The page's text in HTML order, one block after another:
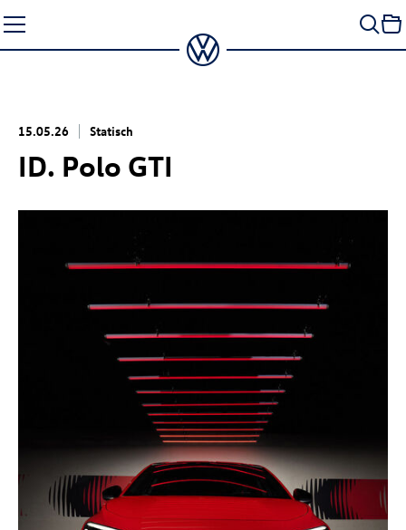
Seiteninhalt
springen
15.05.26 Statisch
ID. Polo GTI